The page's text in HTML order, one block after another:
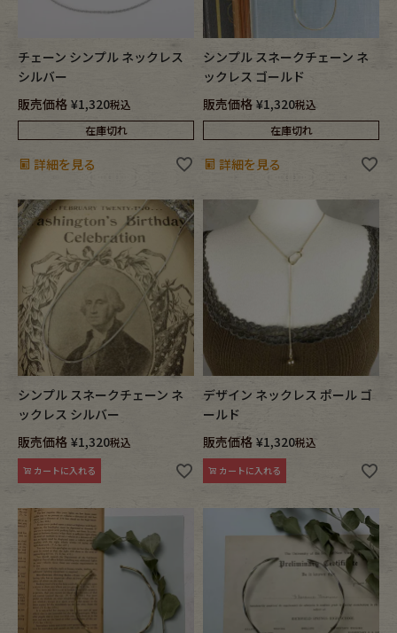
チェーン シンプル ネックレス
シルバー
販売価格 ¥1,320税込
在庫切れ
詳細を見る
シンプル スネークチェーン ネ
ックレス ゴールド
販売価格 ¥1,320税込
在庫切れ
詳細を見る
シンプル スネークチェーン ネ
ックレス シルバー
販売価格 ¥1,320税込
カートに入れる
デザイン ネックレス ポール ゴ
ールド
販売価格 ¥1,320税込
カートに入れる